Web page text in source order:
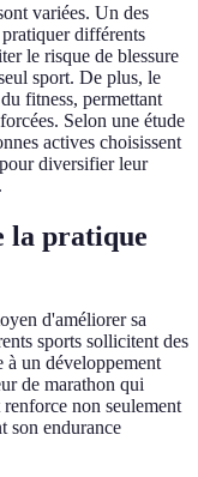
variées. Un des
différents
le risque de blessure
sport. De plus, le
fitness, permettant
Selon une étude
actives choisissent
diversifier leur
la pratique
d'améliorer sa
sports sollicitent des
à un développement
de marathon qui
non seulement
son endurance